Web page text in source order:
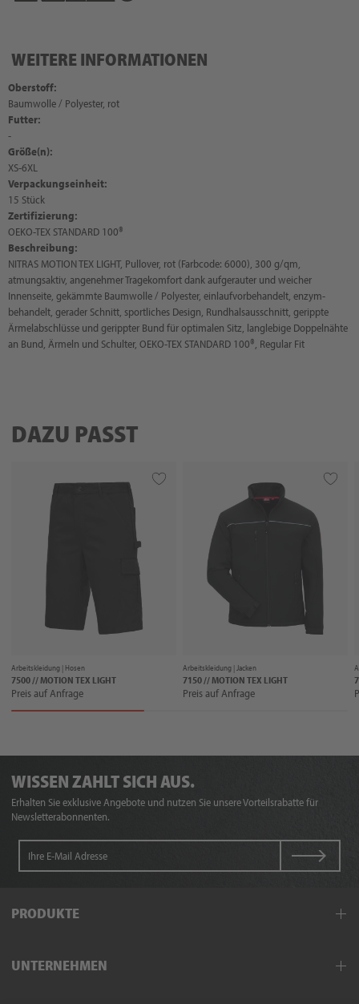
WEITERE INFORMATIONEN
Oberstoff:
Baumwolle / Polyester, rot
Futter:
-
Größe(n):
XS-6XL
Verpackungseinheit:
15 Stück
Zertifizierung:
OEKO-TEX STANDARD 100®
Beschreibung:
NITRAS MOTION TEX LIGHT, Pullover, rot (Farbcode: 6000), 300 g/qm,
atmungsaktiv, angenehmer Tragekomfort dank aufgerauter und weicher
Innenseite, gekämmte Baumwolle / Polyester, einlaufvorbehandelt, enzym-
behandelt, gerader Schnitt, sportliches Design, Rundhalsausschnitt, gerippte
Ärmelabschlüsse und gerippter Bund für optimalen Sitz, langlebige Doppelnähte
an Bund, Ärmeln und Schulter, OEKO-TEX STANDARD 100®, Regular Fit
DAZU PASST
Arbeitskleidung | Hosen
7500 // MOTION TEX LIGHT
Preis auf Anfrage
Arbeitskleidung |Jacken
7150 // MOTION TEX LIGHT
Preis auf Anfrage
WISSEN ZAHLT SICH AUS.
Erhalten Sie exklusive Angebote und nutzen Sie unsere Vorteilsrabatte für
Newsletterabonnenten.
PRODUKTE
Schutzkleidung
UNTERNEHMEN